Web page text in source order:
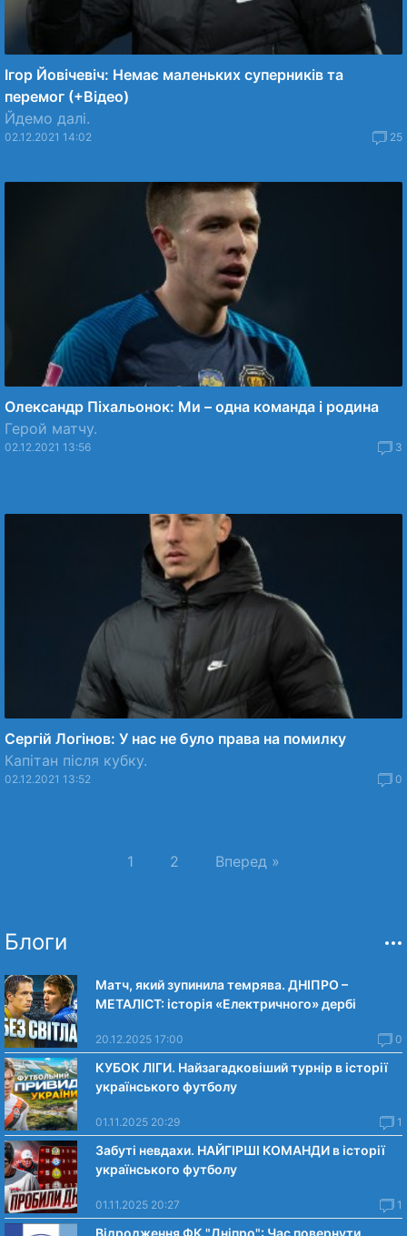
Ігор Йовічевіч: Немає маленьких суперників та
перемог (+Відео)
Йдемо далі.
02.12.2021 14:02 25
Олександр Піхальонок: Ми – одна команда і родина
Герой матчу.
02.12.2021 13:56 3
Сергій Логінов: У нас не було права на помилку
Капітан після кубку.
02.12.2021 13:52 0
1 2 Вперед »
Блоги
Матч, який зупинила темрява. ДНІПРО –
МЕТАЛІСТ: історія «Електричного» дербі
20.12.2025 17:00 0
КУБОК ЛІГИ. Найзагадковіший турнір в історії
українського футболу
01.11.2025 20:29 1
Забуті невдахи. НАЙГІРШІ КОМАНДИ в історії
українського футболу
01.11.2025 20:27 1
Відродження ФК "Дніпро": Час повернути